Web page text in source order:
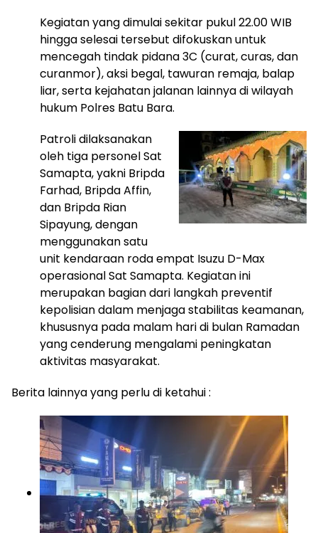
Kegiatan yang dimulai sekitar pukul 22.00 WIB
hingga selesai tersebut difokuskan untuk
mencegah tindak pidana 3C (curat, curas, dan
curanmor), aksi begal, tawuran remaja, balap
liar, serta kejahatan jalanan lainnya di wilayah
hukum Polres Batu Bara.
Patroli dilaksanakan
oleh tiga personel Sat
Samapta, yakni Bripda
Farhad, Bripda Affin,
dan Bripda Rian
Sipayung, dengan
menggunakan satu
unit kendaraan roda empat Isuzu D-Max
operasional Sat Samapta. Kegiatan ini
merupakan bagian dari langkah preventif
kepolisian dalam menjaga stabilitas keamanan,
khususnya pada malam hari di bulan Ramadan
yang cenderung mengalami peningkatan
aktivitas masyarakat.
Berita lainnya yang perlu di ketahui :